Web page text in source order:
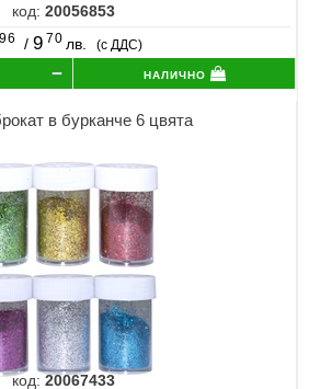
код: 20056853
96 / 9 70 лв. (с ДДС)
налично
в бурканче 6 цвята
код: 20067433